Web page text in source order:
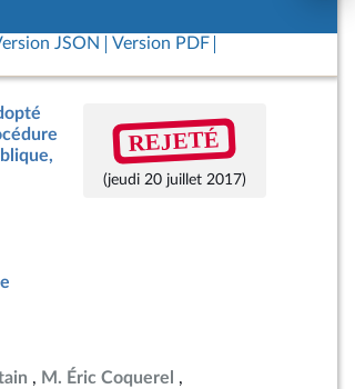
JSON
Version PDF
REJETÉ
(jeudi 20 juillet 2017)
M. Éric Coquerel